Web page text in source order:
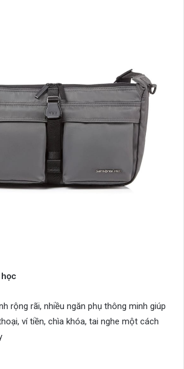
rộng rãi, nhiều ngăn phụ thông minh giúp
ví tiền, chìa khóa, tai nghe một cách